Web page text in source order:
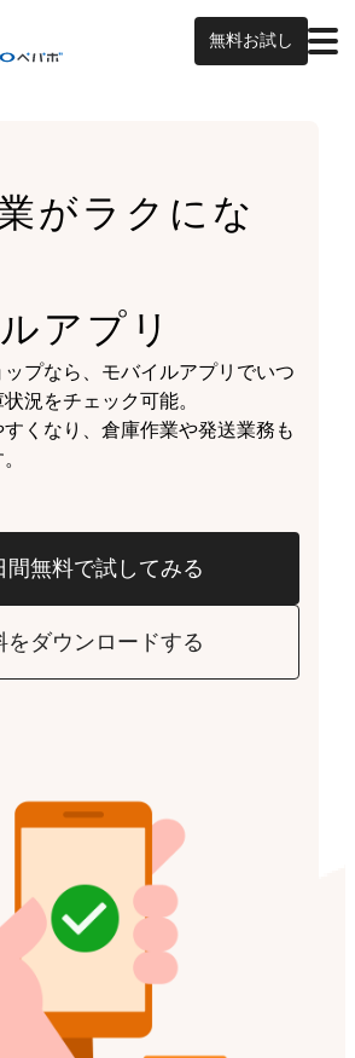
無料お試し
がラクにな
アプリ
プなら、 モバイルアプリでいつ
況をチェック可能。
すくなり、倉庫作業や発送業務も
間無料で試してみる
をダウンロードする